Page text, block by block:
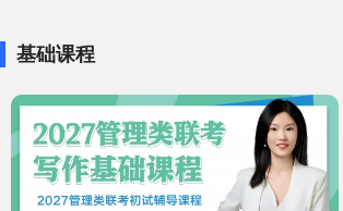
基础课程